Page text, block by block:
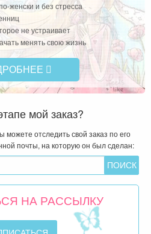
женски и без стресса
не устраивает
менять свою жизнь
мой заказ?
можете отследить свой заказ по его
почты, на которую он был сделан:
НА РАССЫЛКУ